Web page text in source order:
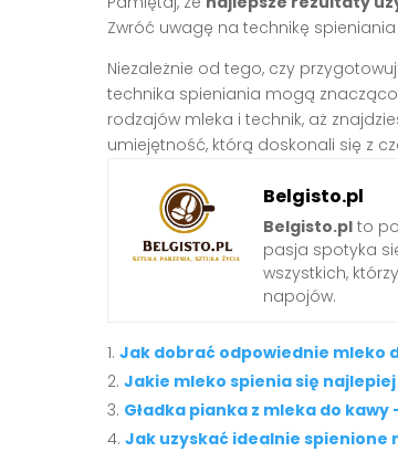
Zwróć uwagę na technikę
Niezależnie od tego, czy
technika spieniania mogą
rodzajów mleka i technik, aż
umiejętność, którą doskonali się z
Belgisto.pl
Belgisto.pl to
pasja spotyka
wszystkich,
napojów.
Jak dobrać odpowiednie mleko
Jakie mleko spienia się
Gładka pianka z mleka do kawy
Jak uzyskać idealnie spienione